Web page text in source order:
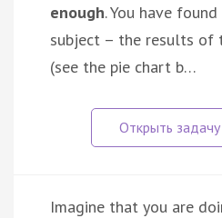
enough. You have
subject – the results of
(see the pie chart b…
Imagine that you are